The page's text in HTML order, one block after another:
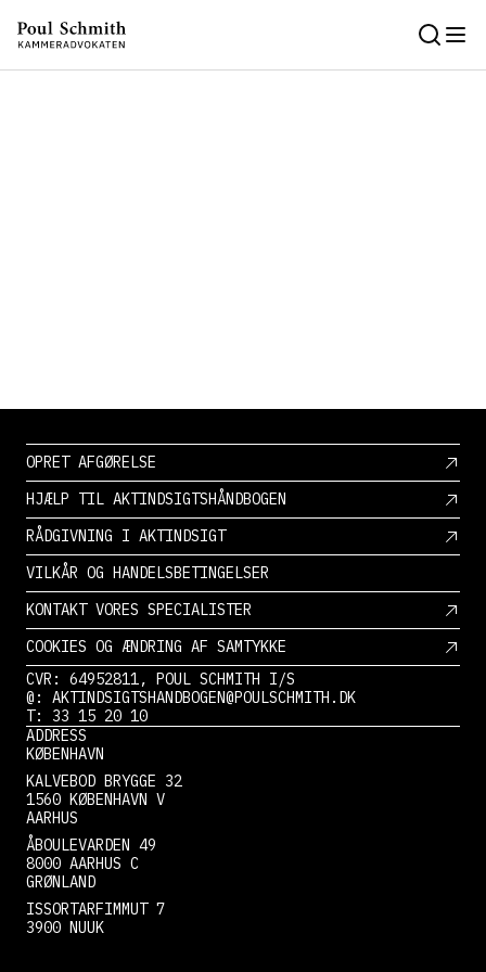
OPRET AFGØRELSE
HJÆLP TIL AKTINDSIGTSHÅNDBOGEN
RÅDGIVNING I AKTINDSIGT
VILKÅR OG HANDELSBETINGELSER
KONTAKT VORES SPECIALISTER
COOKIES OG ÆNDRING AF SAMTYKKE
CVR: 64952811, POUL SCHMITH I/S
@: AKTINDSIGTSHANDBOGEN@POULSCHMITH.DK
T: 33 15 20 10
ADDRESS
KØBENHAVN
KALVEBOD BRYGGE 32
1560 KØBENHAVN V
AARHUS
ÅBOULEVARDEN 49
8000 AARHUS C
GRØNLAND
ISSORTARFIMMUT 7
3900 NUUK